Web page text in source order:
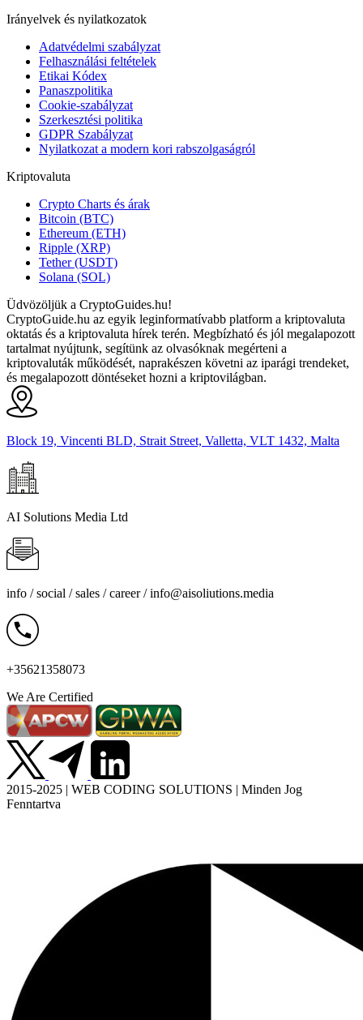
Irányelvek és nyilatkozatok
Adatvédelmi szabályzat
Felhasználási feltételek
Etikai Kódex
Panaszpolitika
Cookie-szabályzat
Szerkesztési politika
GDPR Szabályzat
Nyilatkozat a modern kori rabszolgaságról
Kriptovaluta
Crypto Charts és árak
Bitcoin (BTC)
Ethereum (ETH)
Ripple (XRP)
Tether (USDT)
Solana (SOL)
Üdvözöljük a CryptoGuides.hu!
CryptoGuide.hu az egyik leginformatívabb platform a kriptovaluta
oktatás és a kriptovaluta hírek terén. Megbízható és jól megalapozott
tartalmat nyújtunk, segítünk az olvasóknak megérteni a
kriptovaluták működését, naprakészen követni az iparági trendeket,
és megalapozott döntéseket hozni a kriptovilágban.
Block 19, Vincenti BLD, Strait Street, Valletta, VLT 1432, Malta
AI Solutions Media Ltd
info / social / sales / career /info@aisoliutions.media
+35621358073
We Are Certified
2015-2025 | WEB CODING SOLUTIONS | Minden Jog
Fenntartva